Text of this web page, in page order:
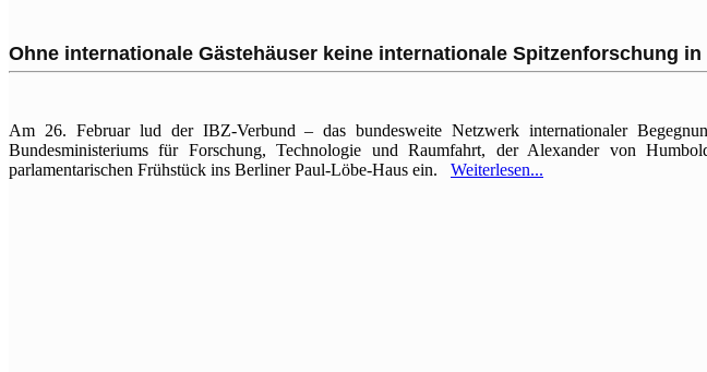
Ohne internationale Gästehäuser keine internationale Spitzenforschung
Am 26. Februar lud der IBZ-Verbund – das bundesweite Netzwerk internationaler
Bundesministeriums für Forschung, Technologie und Raumfahrt, der Alexander von
parlamentarischen Frühstück ins Berliner Paul-Löbe-Haus ein. Weiterlesen...